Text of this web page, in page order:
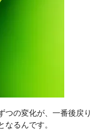
つの変化が、一番後戻り
なるんです。